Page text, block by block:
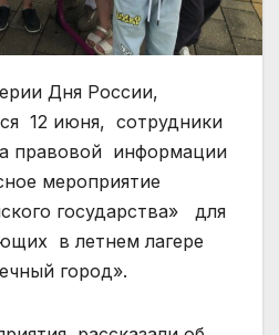
Дня России,
12 июня, сотрудники
правовой информации
мероприятие
государства» для
в летнем лагере
город».